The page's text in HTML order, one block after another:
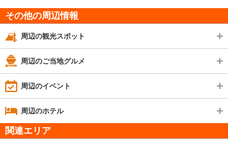
その他の周辺情報
周辺の観光スポット
周辺のご当地グルメ
周辺のイベント
周辺のホテル
関連エリア